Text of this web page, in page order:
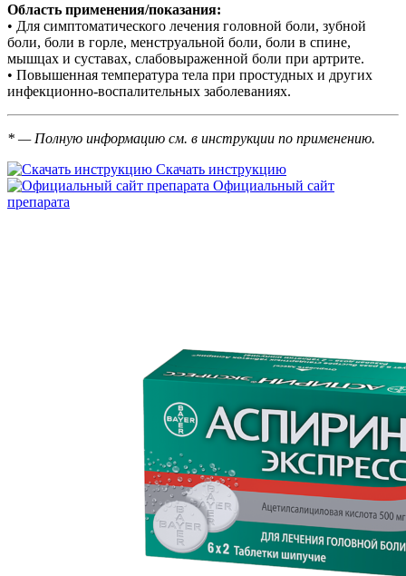
Область применения/показания:
• Для симптоматического лечения головной боли, зубной
боли, боли в горле, менструальной боли, боли в спине,
мышцах и суставах, слабовыраженной боли при артрите.
• Повышенная температура тела при простудных и других
инфекционно-воспалительных заболеваниях.
* — Полную информацию см. в инструкции по применению.
Скачать инструкцию
Официальный сайт
препарата